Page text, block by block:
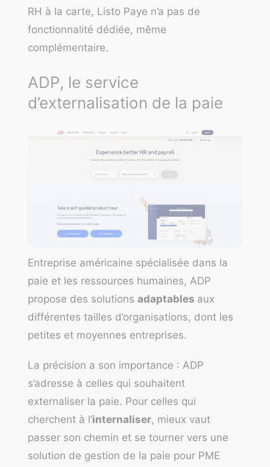
RH à la carte, Listo Paye n’a pas de
fonctionnalité dédiée, même
complémentaire.
ADP, le service
d’externalisation de la paie
Entreprise américaine spécialisée dans la
paie et les ressources humaines, ADP
propose des solutions adaptables aux
différentes tailles d’organisations, dont les
petites et moyennes entreprises.
La précision a son importance : ADP
s’adresse à celles qui souhaitent
externaliser la paie. Pour celles qui
cherchent à l’internaliser, mieux vaut
passer son chemin et se tourner vers une
solution de gestion de la paie pour PME